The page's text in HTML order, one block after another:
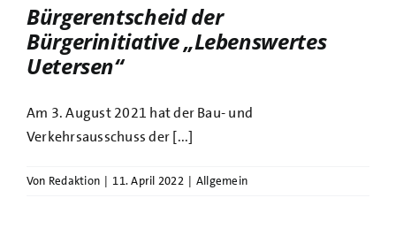
Bürgerentscheid der
Bürgerinitiative „Lebenswertes
Uetersen“
Am 3. August 2021 hat der Bau- und
Verkehrsausschuss der [...]
Von Redaktion | 11. April 2022 | Allgemein